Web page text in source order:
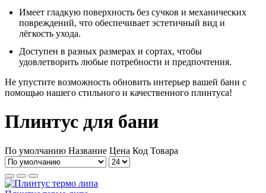
Имеет гладкую поверхность без сучков и механических
повреждений, что обеспечивает эстетичный вид и
лёгкость ухода.
Доступен в разных размерах и сортах, чтобы
удовлетворить любые потребности и предпочтения.
Не упустите возможность обновить интерьер вашей бани с
помощью нашего стильного и качественного плинтуса!
Плинтус для бани
По умолчанию Название Цена Код Товара